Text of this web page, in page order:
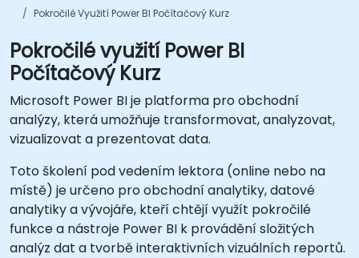
Pokročilé Využití Power BI Počítačový Kurz
Pokročilé využití Power BI
Počítačový Kurz
Microsoft Power BI je platforma pro obchodní
analýzy, která umožňuje transformovat, analyzovat,
vizualizovat a prezentovat data.
Toto školení pod vedením lektora (online nebo na
místě) je určeno pro obchodní analytiky, datové
analytiky a vývojáře, kteří chtějí využít pokročilé
funkce a nástroje Power BI k provádění složitých
analýz dat a tvorbě interaktivních vizuálních reportů.